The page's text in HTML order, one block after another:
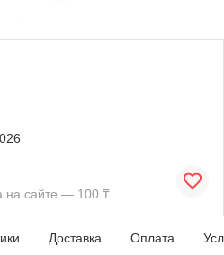
на сайте — 100 ₸
Доставка Оплата